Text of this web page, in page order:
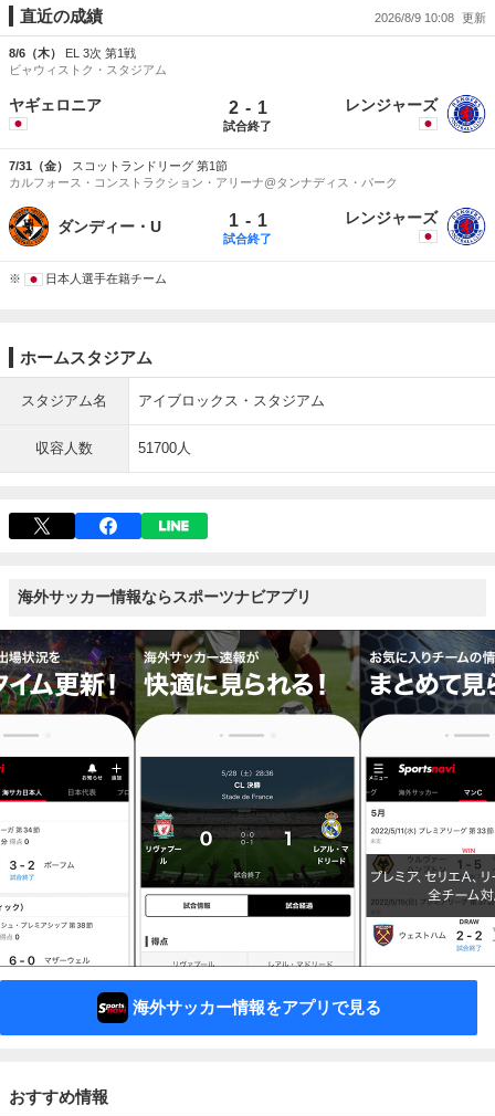
直近の成績 2026/8/9 10:08
8/6（木）
EL 3次 第1戦
ビャウィストク・スタジアム
ヤギェロニア 2 - 1
試合終了
レンジャーズ
7/31（金）
スコットランドリーグ 第1節
カルフォース・コンストラクション・アリーナ@タンナディス・パーク
ダンディー・U 1 - 1
試合終了
レンジャーズ
※ 日本人選手在籍チーム
ホームスタジアム
スタジアム名 アイブロックス・スタジアム
収容人数 51700人
海外サッカー情報ならスポーツナビアプリ
海外サッカー情報をアプリで見る
おすすめ情報